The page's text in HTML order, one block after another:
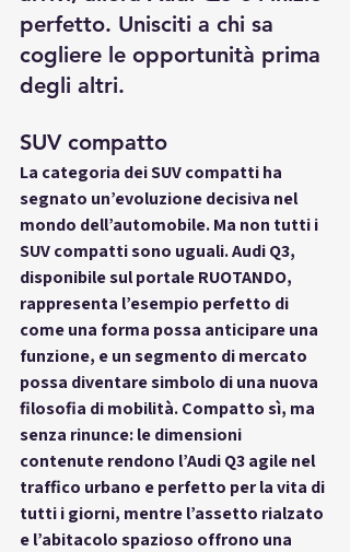
perfetto. Unisciti a chi sa
cogliere le opportunità prima
degli altri.
SUV compatto
La categoria dei SUV compatti ha
segnato un’evoluzione decisiva nel
mondo dell’automobile. Ma non tutti i
SUV compatti sono uguali. Audi Q3,
disponibile sul portale RUOTANDO,
rappresenta l’esempio perfetto di
come una forma possa anticipare una
funzione, e un segmento di mercato
possa diventare simbolo di una nuova
filosofia di mobilità. Compatto sì, ma
senza rinunce: le dimensioni
contenute rendono l’Audi Q3 agile nel
traffico urbano e perfetto per la vita di
tutti i giorni, mentre l’assetto rialzato
e l’abitacolo spazioso offrono una